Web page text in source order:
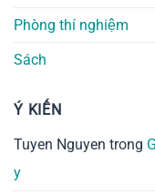
Phòng thí nghiệm
Sách
Ý KIẾN
Tuyen Nguyen trong
y